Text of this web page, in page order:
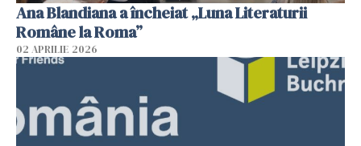
Ana Blandiana a încheiat „Luna Literaturii
Române la Roma”
02 APRILIE 2026